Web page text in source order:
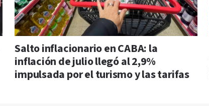
Salto inflacionario en CABA: la
inflación de julio llegó al 2,9%
impulsada por el turismo y las tarifas